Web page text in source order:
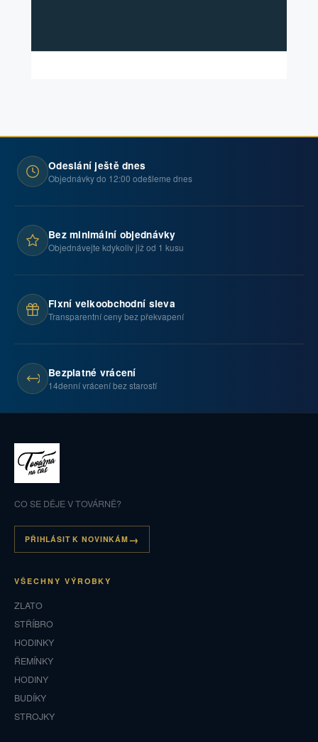
Odeslání ještě dnes
Objednávky do 12:00 odešleme dnes
Bez minimální objednávky
Objednávejte kdykoliv již od 1 kusu
Fixní velkoobchodní sleva
Transparentní ceny bez překvapení
Bezplatné vrácení
14denní vrácení bez starostí
CO SE DĚJE V TOVÁRNĚ?
PŘIHLÁSIT K NOVINKÁM
VŠECHNY VÝROBKY
ZLATO
STŘÍBRO
HODINKY
ŘEMÍNKY
HODINY
BUDÍKY
STROJKY